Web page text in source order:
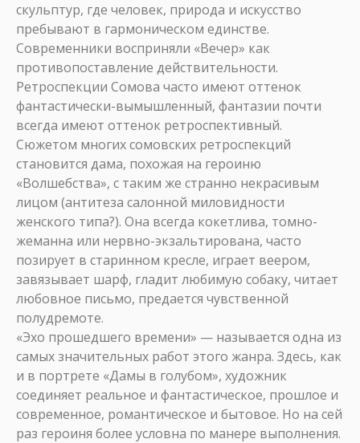
скульптур, где человек, природа и искусство
пребывают в гармоническом единстве.
Современники восприняли «Вечер» как
противопоставление действительности.
Ретроспекции Сомова часто имеют оттенок
фантастически-вымышленный, фантазии почти
всегда имеют оттенок ретроспективный.
Сюжетом многих сомовских ретроспекций
становится дама, похожая на героиню
«Волшебства», с таким же странно некрасивым
лицом (антитеза салонной миловидности
женского типа?). Она всегда кокетлива, томно-
жеманна или нервно-экзальтирована, часто
позирует в старинном кресле, играет веером,
завязывает шарф, гладит любимую собаку, читает
любовное письмо, предается чувственной
полудремоте.
«Эхо прошедшего времени» — называется одна из
самых значительных работ этого жанра. Здесь, как
и в портрете «Дамы в голубом», художник
соединяет реальное и фантастическое, прошлое и
современное, романтическое и бытовое. Но на сей
раз героиня более условна по манере выполнения.